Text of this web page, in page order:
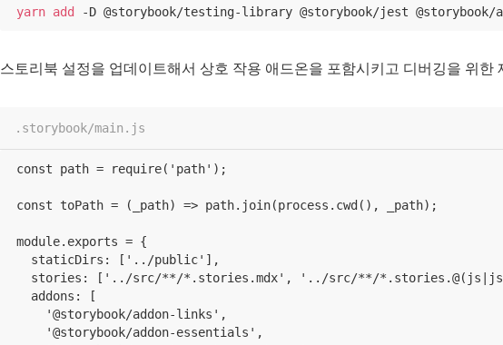
yarn add
스토리북 설정을 업데이트해서 상호 작용 애드온을 포함시키고 디버깅을 위한
.storybook/main.js
const path = require('path');
const toPath = (_path) => path.join(process.cwd(), _path);
module.exports = {
  staticDirs: ['../public'],
stories: ['../src/**/*.stories.mdx', '../src/**/
  addons: [
    '@storybook/addon-links',
    '@storybook/addon-essentials',